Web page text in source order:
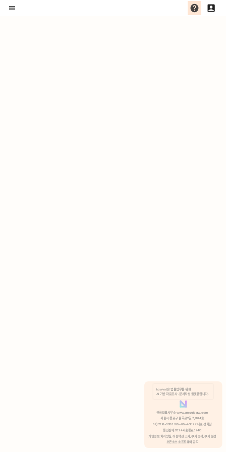
분석 쿠키 허용
Lawvot은 법률업무를 위한
AI 기반 자료조사 · 문서작성 플랫폼입니다.
안국법률사무소 www.anguklaw.com
서울시 종로구 율곡로2길 7, 304호
02)3210-3330 105-05-48527 대표 정희찬
통신판매 2024서울종로0248
개인정보 처리방침, 이용약관 고지, 쿠키 정책, 쿠키 설정
오픈소스 소프트웨어 공지